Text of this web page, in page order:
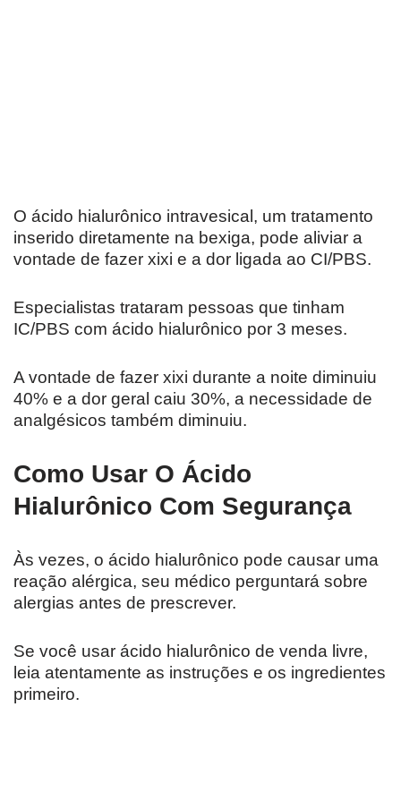
O ácido hialurônico intravesical, um tratamento
inserido diretamente na bexiga, pode aliviar a
vontade de fazer xixi e a dor ligada ao CI/PBS.
Especialistas trataram pessoas que tinham
IC/PBS com ácido hialurônico por 3 meses.
A vontade de fazer xixi durante a noite diminuiu
40% e a dor geral caiu 30%, a necessidade de
analgésicos também diminuiu.
Como Usar O Ácido
Hialurônico Com Segurança
Às vezes, o ácido hialurônico pode causar uma
reação alérgica, seu médico perguntará sobre
alergias antes de prescrever.
Se você usar ácido hialurônico de venda livre,
leia atentamente as instruções e os ingredientes
primeiro.